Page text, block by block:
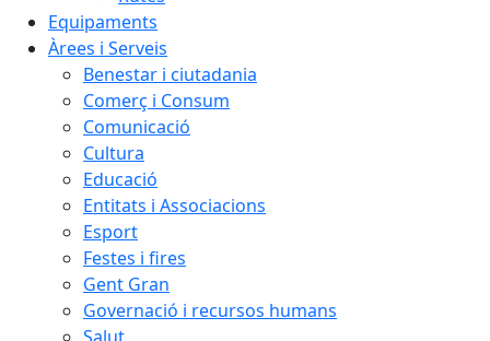
Equipaments
Àrees i Serveis
Benestar i ciutadania
Comerç i Consum
Comunicació
Cultura
Educació
Entitats i Associacions
Esport
Festes i fires
Gent Gran
Governació i recursos humans